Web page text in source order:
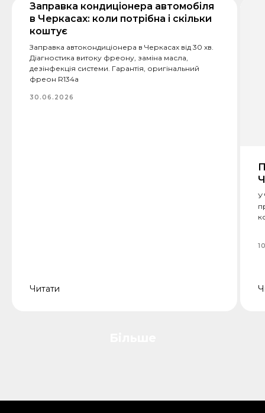
Заправка кондиціонера автомобіля
в Черкасах: коли потрібна і скільки
коштує
Заправка автокондиціонера в Черкасах від 30 хв.
Діагностика витоку фреону, заміна масла,
дезінфекція системи. Гарантія, оригінальний
фреон R134a
30.06.2026
Читати
У